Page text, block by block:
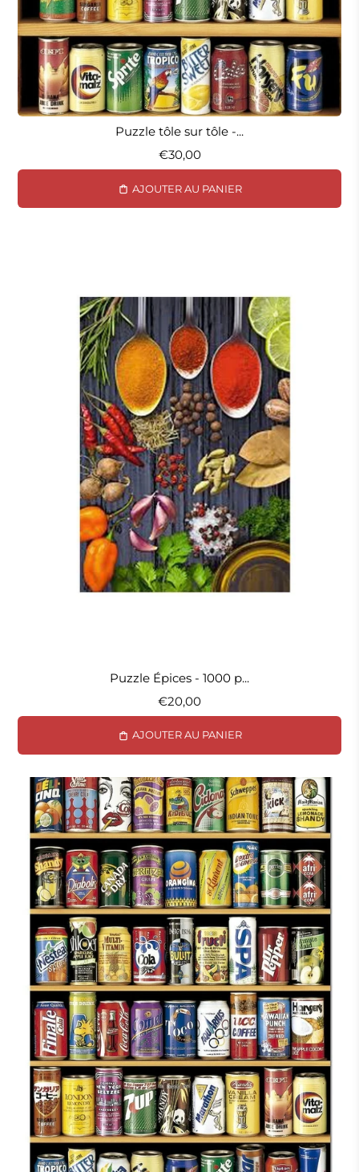
Puzzle tôle sur tôle -...
€30,00
AJOUTER AU PANIER
Puzzle Épices - 1000 p...
€20,00
AJOUTER AU PANIER